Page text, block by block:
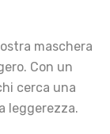
maschera
Con un
cerca una
leggerezza.